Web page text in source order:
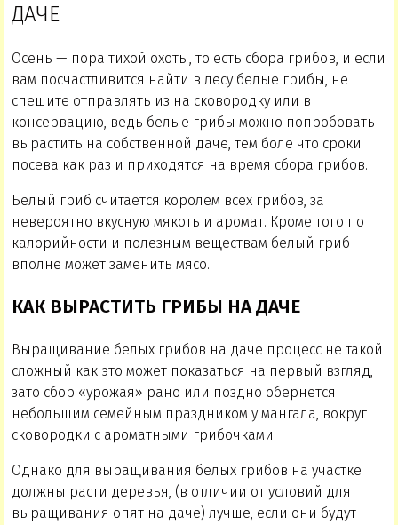
ДАЧЕ
Осень — пора тихой охоты, то есть сбора грибов, и если
вам посчастливится найти в лесу белые грибы, не
спешите отправлять из на сковородку или в
консервацию, ведь белые грибы можно попробовать
вырастить на собственной даче, тем боле что сроки
посева как раз и приходятся на время сбора грибов.
Белый гриб считается королем всех грибов, за
невероятно вкусную мякоть и аромат. Кроме того по
калорийности и полезным веществам белый гриб
вполне может заменить мясо.
КАК ВЫРАСТИТЬ ГРИБЫ НА ДАЧЕ
Выращивание белых грибов на даче процесс не такой
сложный как это может показаться на первый взгляд,
зато сбор «урожая» рано или поздно обернется
небольшим семейным праздником у мангала, вокруг
сковородки с ароматными грибочками.
Однако для выращивания белых грибов на участке
должны расти деревья, (в отличии от условий для
выращивания опят на даче) лучше, если они будут